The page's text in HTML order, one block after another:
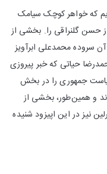
که خواهر کوچک سیامک
حسن گلنراقی را. بخشی از
سروده محمدعلی ابرآویز
حیاتی که خبر پیروزی
جمهوری را در بخش
و همین‌طور، بخشی از
نیز در این اپیزود شنیده